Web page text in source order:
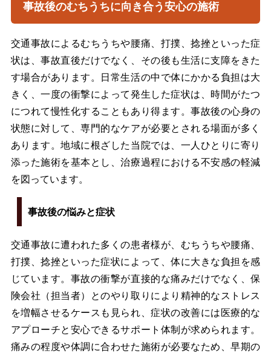
事故後のむちうちに向き合う安心の施術
交通事故によるむちうちや腰痛、打撲、捻挫といった症
状は、事故直後だけでなく、その後も生活に支障をきた
す場合があります。日常生活の中で体にかかる負担は大
きく、一度の衝撃によって発生した症状は、時間がたつ
につれて慢性化することもあり得ます。事故後の心身の
状態に対して、専門的なケアが必要とされる場面が多く
あります。地域に根ざした当院では、一人ひとりに寄り
添った施術を基本とし、治療過程における不安感の軽減
を図っています。
事故後の悩みと症状
交通事故に遭われた多くの患者様が、むちうちや腰痛、
打撲、捻挫といった症状によって、体に大きな負担を感
じています。事故の衝撃が直接的な痛みだけでなく、保
険会社（担当者）とのやり取りにより精神的なストレス
を増幅させるケースも見られ、症状の改善には医療的な
アプローチと安心できるサポート体制が求められます。
痛みの程度や体調に合わせた施術が必要なため、早期の